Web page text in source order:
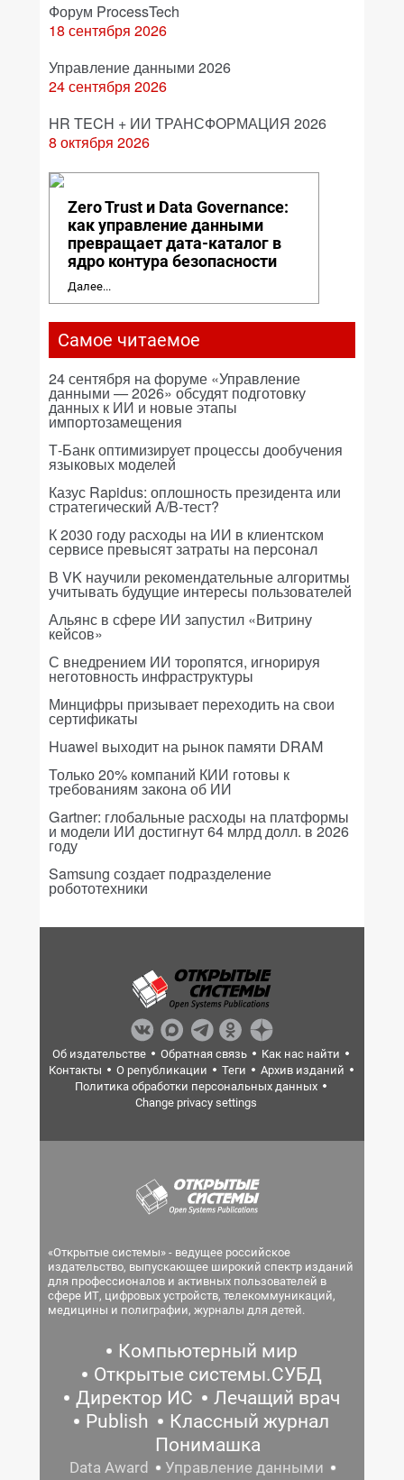
Форум ProcessTech
18 сентября 2026
Управление данными 2026
24 сентября 2026
HR TECH + ИИ ТРАНСФОРМАЦИЯ 2026
8 октября 2026
Zero Trust и Data Governance:
как управление данными
превращает дата-каталог в
ядро контура безопасности
Далее...
Самое читаемое
24 сентября на форуме «Управление
данными — 2026» обсудят подготовку
данных к ИИ и новые этапы
импортозамещения
Т-Банк оптимизирует процессы дообучения
языковых моделей
Казус Rapidus: оплошность президента или
стратегический A/B-тест?
К 2030 году расходы на ИИ в клиентском
сервисе превысят затраты на персонал
В VK научили рекомендательные алгоритмы
учитывать будущие интересы пользователей
Альянс в сфере ИИ запустил «Витрину
кейсов»
С внедрением ИИ торопятся, игнорируя
неготовность инфраструктуры
Минцифры призывает переходить на свои
сертификаты
Huawei выходит на рынок памяти DRAM
Только 20% компаний КИИ готовы к
требованиям закона об ИИ
Gartner: глобальные расходы на платформы
и модели ИИ достигнут 64 млрд долл. в 2026
году
Samsung создает подразделение
робототехники
Об издательстве Обратная связь
Как нас найти
Контакты
О републикации Теги
Архив изданий
Политика обработки персональных данных
Change privacy settings
«Открытые системы» - ведущее российское
издательство, выпускающее широкий спектр изданий
для профессионалов и активных пользователей в
сфере ИТ, цифровых устройств, телекоммуникаций,
медицины и полиграфии, журналы для детей.
Компьютерный мир
Открытые системы.СУБД
Директор ИС
Лечащий врач
Publish
Классный журнал
Понимашка
Data Award Управление данными